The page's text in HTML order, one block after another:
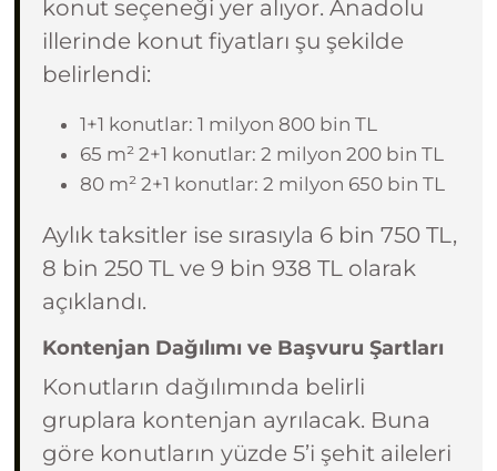
konut seçeneği yer alıyor. Anadolu
illerinde konut fiyatları şu şekilde
belirlendi:
1+1 konutlar: 1 milyon 800 bin TL
65 m² 2+1 konutlar: 2 milyon 200 bin TL
80 m² 2+1 konutlar: 2 milyon 650 bin TL
Aylık taksitler ise sırasıyla 6 bin 750 TL,
8 bin 250 TL ve 9 bin 938 TL olarak
açıklandı.
Kontenjan Dağılımı ve Başvuru Şartları
Konutların dağılımında belirli
gruplara kontenjan ayrılacak. Buna
göre konutların yüzde 5’i şehit aileleri